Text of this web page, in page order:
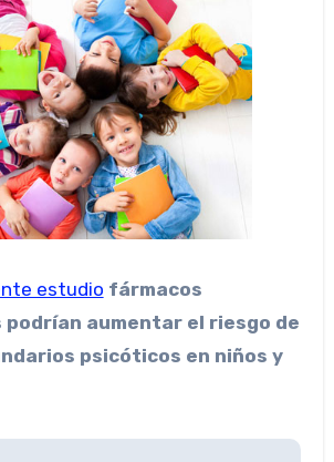
estudio fármacos
aumentar el riesgo de
psicóticos en niños y